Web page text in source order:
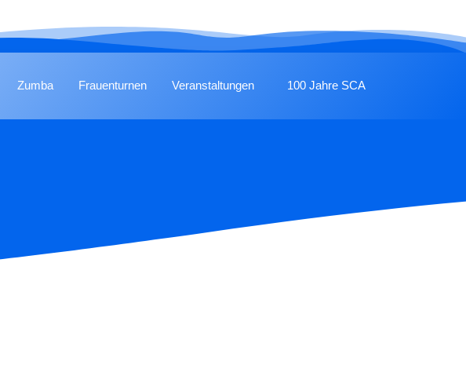
Zumba Frauenturnen Veranstaltungen 100 Jahre SCA